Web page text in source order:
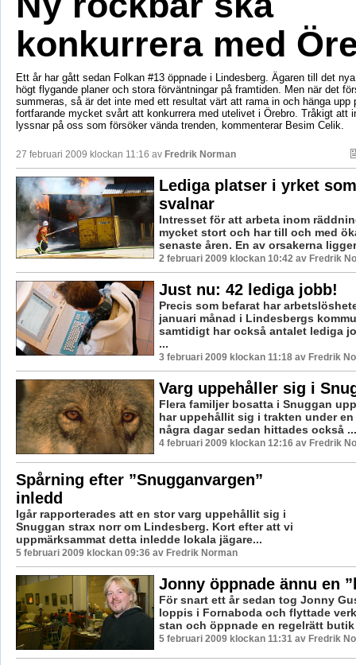
konkurrera med
Ett år har gått sedan Folkan #13 öppnade i Lindesberg. Ägaren till det nya
högt flygande planer och stora förväntningar på framtiden. Men när det
summeras, så är det inte med ett resultat värt att rama in och hänga upp
fortfarande mycket svårt att konkurrera med utelivet i Örebro. Tråkigt att
lyssnar på oss som försöker vända trenden, kommenterar Besim Celik.
27 februari 2009 klockan 11:16 av Fredrik Norman
Lediga platser i yrket
svalnar
Intresset för att arbeta inom
mycket stort och har till och med
senaste åren. En av orsakerna
2 februari 2009 klockan 10:42 av Fredrik
Just nu: 42 lediga jobb!
Precis som befarat har
januari månad i Lindesbergs
samtidigt har också antalet lediga
...
3 februari 2009 klockan 11:18 av Fredrik
Varg uppehåller sig i
Flera familjer bosatta i Snuggan
har uppehållit sig i trakten under
några dagar sedan hittades också ...
4 februari 2009 klockan 12:16 av Fredrik
Spårning efter ”Snugganvargen”
inledd
Igår rapporterades att en stor varg uppehållit sig i
Snuggan strax norr om Lindesberg. Kort efter att vi
uppmärksammat detta inledde lokala jägare...
5 februari 2009 klockan 09:36 av Fredrik Norman
Jonny öppnade ännu en
För snart ett år sedan tog Jonny
loppis i Fornaboda och flyttade
stan och öppnade en regelrätt
5 februari 2009 klockan 11:31 av Fredrik